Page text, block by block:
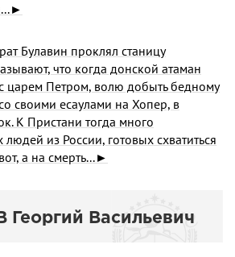
Булавин проклял станицу
что когда донской ата­ман
с царем Петром, волю добыть бедному
своими есаулами на Хопер, в
К Пристани тогда много
из России, готовых схва­титься
а на смерть...►
Васильевич